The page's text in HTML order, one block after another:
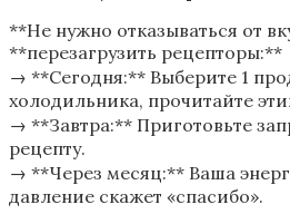
**Не нужно отказываться от
**перезагрузить рецепторы:**
→ **Сегодня:** Выберите 1
холодильника, прочитайте
→ **Завтра:** Приготовьте
рецепту.
→ **Через месяц:** Ваша
давление скажет «спасибо».